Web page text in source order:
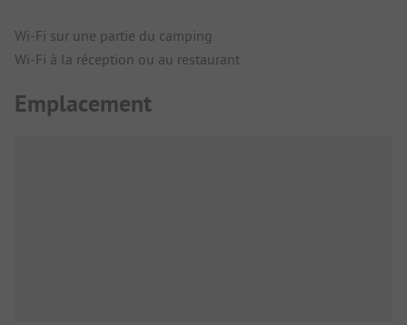
Wi-Fi sur une partie du camping
Wi-Fi à la réception ou au restaurant
Emplacement